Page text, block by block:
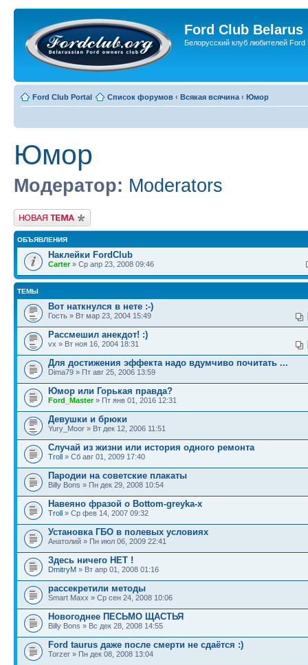
Ford Club Belarus
Белорусский клуб любителей Ford
Ford Club Portal Список форумов ‹ Всякая всячина ‹ Юмор
Юмор
Модератор: Moderators
Новая тема
ОБЪЯВЛЕНИЯ
Наклейки FordClub
Carter» Ср апр 23, 2008 09:46
ТЕМЫ
Вот наткнулся в нете :-)
Гость » Вт мар 23, 2004 15:49
Рассмешил анекдот! :)
vx » Вт ноя 16, 2004 18:31
Для достижения эффекта надо вдумчиво почитать ...
Dima79 » Пт авг 25, 2006 13:59
Юмор или Горькая правда?
Ford_Master» Пт янв 01, 2016 12:31
Девушки и брюки
Yury_Moor » Вт дек 12, 2006 11:51
Случай из жизни или история одного ремонта
Troll » Сб авг 01, 2009 17:40
Пародии на советские плакаты
Billy Bons » Пн дек 29, 2008 10:54
Навеяно фразой о Bottom-greyka-x
Troll » Ср фев 14, 2007 09:32
Установка ГБО в полевых условиях
Анатолий » Пн июл 06, 2009 22:41
Здесь ничего НЕТ !
DmitryM » Вт апр 01, 2008 01:16
рассекретили методы
Smart Maxx » Ср сен 24, 2008 10:06
Новогоднее ПЕСЬМО ЩАСТЬЯ
Billy Bons » Вс дек 28, 2008 14:55
Ford taurus даже после смерти не сдаётся :)
Torzer » Пн дек 08, 2008 13:04